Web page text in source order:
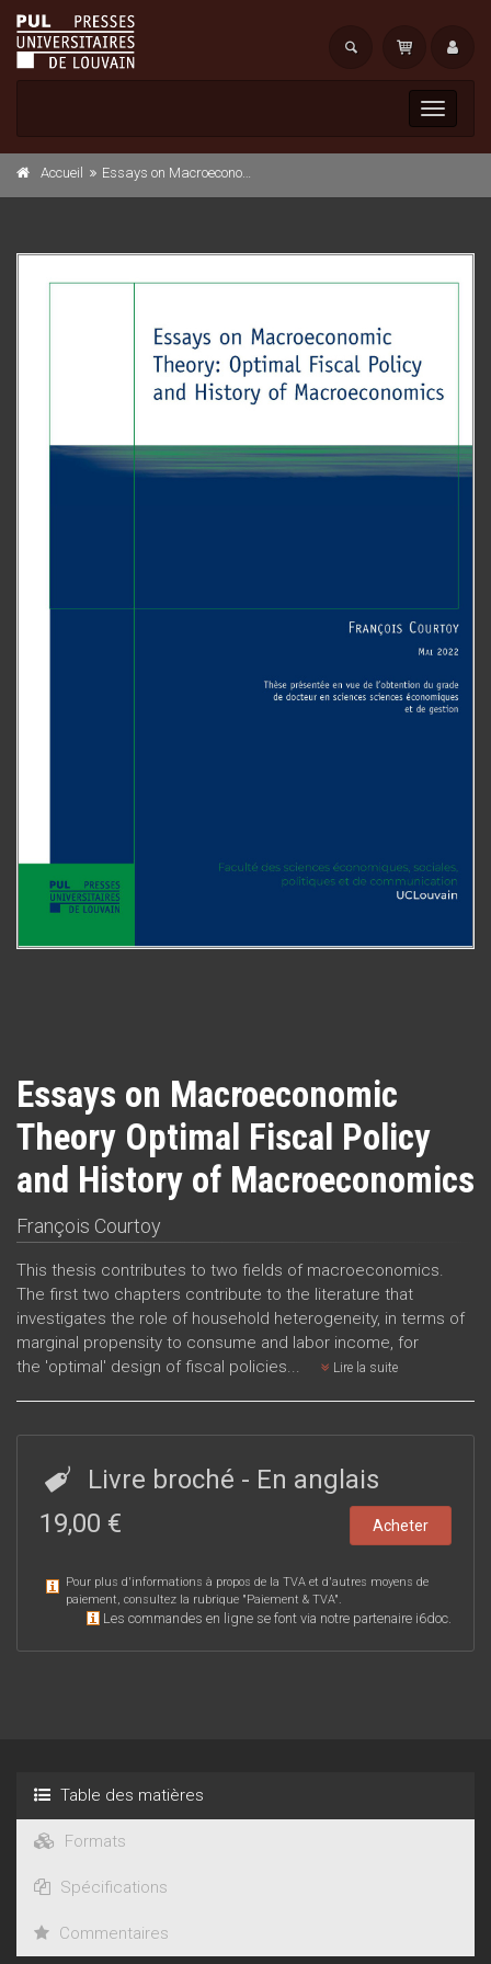
Toggle
Accueil Essays on Macroeconomic Theory Optimal Fiscal Policy and History of Macroeconomics
Essays on Macroeconomic
Theory Optimal Fiscal Policy
and History of Macroeconomics
François Courtoy
This thesis contributes to two fields of macroeconomics.
The first two chapters contribute to the literature that
investigates the role of household heterogeneity, in terms of
marginal propensity to consume and labor income, for
the 'optimal' design of fiscal policies...
Lire la suite
Livre broché - En anglais
19,00 €
Acheter
Pour plus d'informations à propos de la TVA et d'autres moyens de
paiement, consultez la rubrique "Paiement & TVA".
Les commandes en ligne se font via notre partenaire i6doc.
Table des matières
Formats
Spécifications
Commentaires